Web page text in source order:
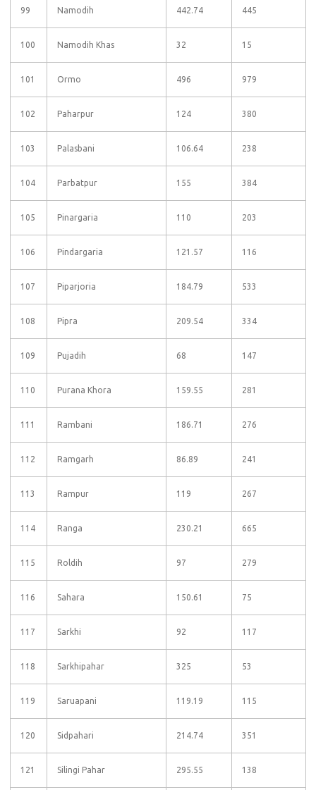
99 Namodih 442.74 445
100 Namodih Khas 32 15
101 Ormo 496 979
102 Paharpur 124 380
103 Palasbani 106.64 238
104 Parbatpur 155 384
105 Pinargaria 110 203
106 Pindargaria 121.57 116
107 Piparjoria 184.79 533
108 Pipra 209.54 334
109 Pujadih 68 147
110 Purana Khora 159.55 281
111 Rambani 186.71 276
112 Ramgarh 86.89 241
113 Rampur 119 267
114 Ranga 230.21 665
115 Roldih 97 279
116 Sahara 150.61 75
117 Sarkhi 92 117
118 Sarkhipahar 325 53
119 Saruapani 119.19 115
120 Sidpahari 214.74 351
121 Silingi Pahar 295.55 138